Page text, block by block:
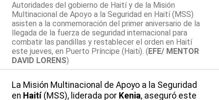
Autoridades del gobierno de Haití y de la Misión
Multinacional de Apoyo a la Seguridad en Haití (MSS)
asisten a la conmemoración del primer aniversario de la
llegada de la fuerza de seguridad internacional para
combatir las pandillas y restablecer el orden en Haití
este jueves, en Puerto Príncipe (Haiti). (EFE/ MENTOR
DAVID LORENS)
La Misión Multinacional de Apoyo a la Seguridad
en Haití (MSS), liderada por Kenia, aseguró este